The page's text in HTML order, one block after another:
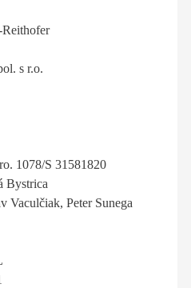
s r.o.
1078/S 31581820
Bystrica
Vaculčiak, Peter Sunega